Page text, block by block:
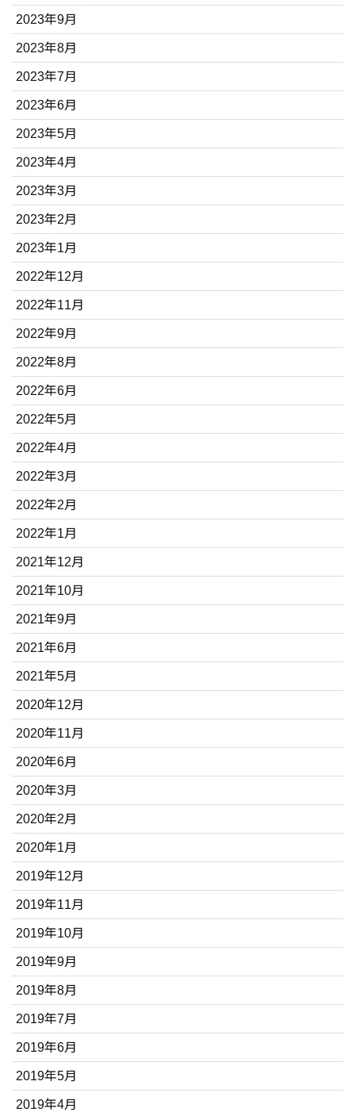
2023年9月
2023年8月
2023年7月
2023年6月
2023年5月
2023年4月
2023年3月
2023年2月
2023年1月
2022年12月
2022年11月
2022年9月
2022年8月
2022年6月
2022年5月
2022年4月
2022年3月
2022年2月
2022年1月
2021年12月
2021年10月
2021年9月
2021年6月
2021年5月
2020年12月
2020年11月
2020年6月
2020年3月
2020年2月
2020年1月
2019年12月
2019年11月
2019年10月
2019年9月
2019年8月
2019年7月
2019年6月
2019年5月
2019年4月